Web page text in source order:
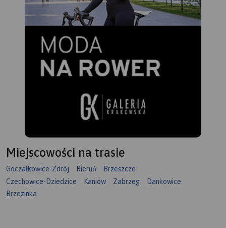
Miejscowości na trasie
Goczałkowice-Zdrój Bieruń
Brzeszcze
Czechowice-Dziedzice
Kaniów Zabrzeg
Dankowice
Brzezinka